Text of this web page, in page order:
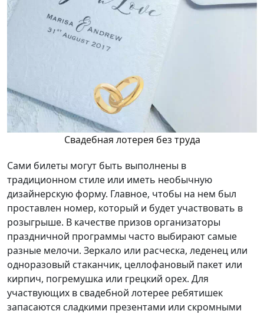
Свадебная лотерея без труда
Сами билеты могут быть выполнены в
традиционном стиле или иметь необычную
дизайнерскую форму. Главное, чтобы на нем был
проставлен номер, который и будет участвовать в
розыгрыше. В качестве призов организаторы
праздничной программы часто выбирают самые
разные мелочи. Зеркало или расческа, леденец или
одноразовый стаканчик, целлофановый пакет или
кирпич, погремушка или грецкий орех. Для
участвующих в свадебной лотерее ребятишек
запасаются сладкими презентами или скромными